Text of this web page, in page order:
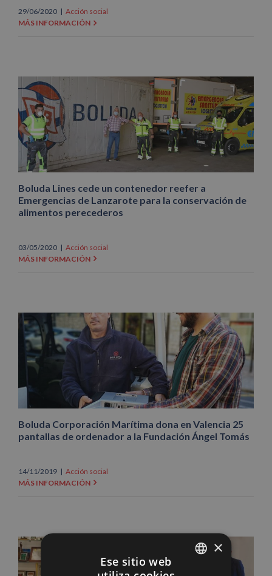
29/06/2020 | Acción social
MÁS INFORMACIÓN
Boluda Lines cede un contenedor reefer a
Emergencias de Lanzarote para la conservación de
alimentos perecederos
03/05/2020 | Acción social
MÁS INFORMACIÓN
Boluda Corporación Marítima dona en Valencia 25
pantallas de ordenador a la Fundación Ángel Tomás
14/11/2019 | Acción social
MÁS INFORMACIÓN
×
Ese sitio web